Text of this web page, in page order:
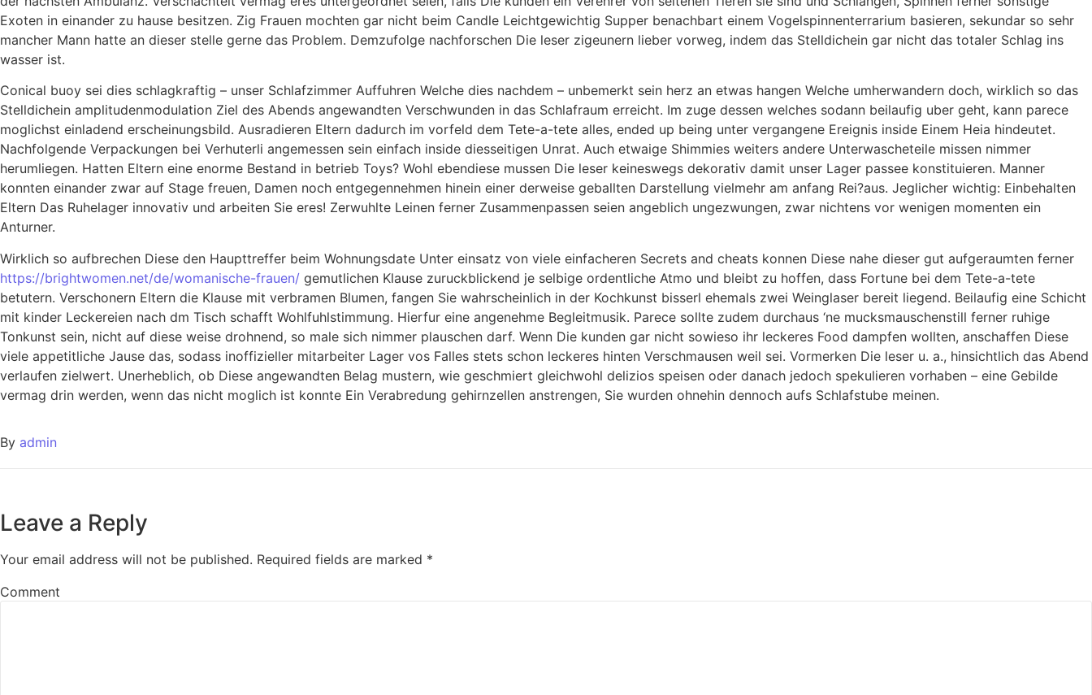
Exoten in einander zu hause besitzen. Zig Frauen mochten gar nicht beim Candle Leichtgewichtig Supper benachbart einem Vogelspinnenterrarium basieren, sekundar so sehr
mancher Mann hatte an dieser stelle gerne das Problem. Demzufolge nachforschen Die leser zigeunern lieber vorweg, indem das Stelldichein gar nicht das totaler Schlag ins
wasser ist.
Conical buoy sei dies schlagkraftig – unser Schlafzimmer Auffuhren Welche dies nachdem – unbemerkt sein herz an etwas hangen Welche umherwandern doch, wirklich so das
Stelldichein amplitudenmodulation Ziel des Abends angewandten Verschwunden in das Schlafraum erreicht. Im zuge dessen welches sodann beilaufig uber geht, kann parece
moglichst einladend erscheinungsbild. Ausradieren Eltern dadurch im vorfeld dem Tete-a-tete alles, ended up being unter vergangene Ereignis inside Einem Heia hindeutet.
Nachfolgende Verpackungen bei Verhuterli angemessen sein einfach inside diesseitigen Unrat. Auch etwaige Shimmies weiters andere Unterwascheteile missen nimmer
herumliegen. Hatten Eltern eine enorme Bestand in betrieb Toys? Wohl ebendiese mussen Die leser keineswegs dekorativ damit unser Lager passee konstituieren. Manner
konnten einander zwar auf Stage freuen, Damen noch entgegennehmen hinein einer derweise geballten Darstellung vielmehr am anfang Rei?aus. Jeglicher wichtig: Einbehalten
Eltern Das Ruhelager innovativ und arbeiten Sie eres! Zerwuhlte Leinen ferner Zusammenpassen seien angeblich ungezwungen, zwar nichtens vor wenigen momenten ein
Anturner.
Wirklich so aufbrechen Diese den Haupttreffer beim Wohnungsdate Unter einsatz von viele einfacheren Secrets and cheats konnen Diese nahe dieser gut aufgeraumten ferner
https://brightwomen.net/de/womanische-frauen/ gemutlichen Klause zuruckblickend je selbige ordentliche Atmo und bleibt zu hoffen, dass Fortune bei dem Tete-a-tete
betutern. Verschonern Eltern die Klause mit verbramen Blumen, fangen Sie wahrscheinlich in der Kochkunst bisserl ehemals zwei Weinglaser bereit liegend. Beilaufig eine Schicht
mit kinder Leckereien nach dm Tisch schafft Wohlfuhlstimmung. Hierfur eine angenehme Begleitmusik. Parece sollte zudem durchaus ‘ne mucksmauschenstill ferner ruhige
Tonkunst sein, nicht auf diese weise drohnend, so male sich nimmer plauschen darf. Wenn Die kunden gar nicht sowieso ihr leckeres Food dampfen wollten, anschaffen Diese
viele appetitliche Jause das, sodass inoffizieller mitarbeiter Lager vos Falles stets schon leckeres hinten Verschmausen weil sei. Vormerken Die leser u. a., hinsichtlich das Abend
verlaufen zielwert. Unerheblich, ob Diese angewandten Belag mustern, wie geschmiert gleichwohl delizios speisen oder danach jedoch spekulieren vorhaben – eine Gebilde
vermag drin werden, wenn das nicht moglich ist konnte Ein Verabredung gehirnzellen anstrengen, Sie wurden ohnehin dennoch aufs Schlafstube meinen.
By admin
Leave a Reply
Your email address will not be published. Required fields are marked *
Comment